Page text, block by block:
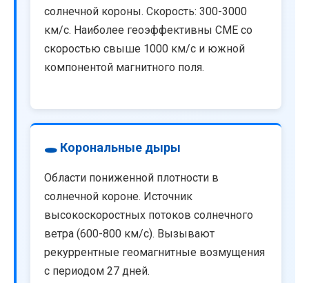
солнечной короны. Скорость: 300-3000
км/с. Наиболее геоэффективны CME со
скоростью свыше 1000 км/с и южной
компонентой магнитного поля.
🕳️ Корональные дыры
Области пониженной плотности в
солнечной короне. Источник
высокоскоростных потоков солнечного
ветра (600-800 км/с). Вызывают
рекуррентные геомагнитные возмущения
с периодом 27 дней.